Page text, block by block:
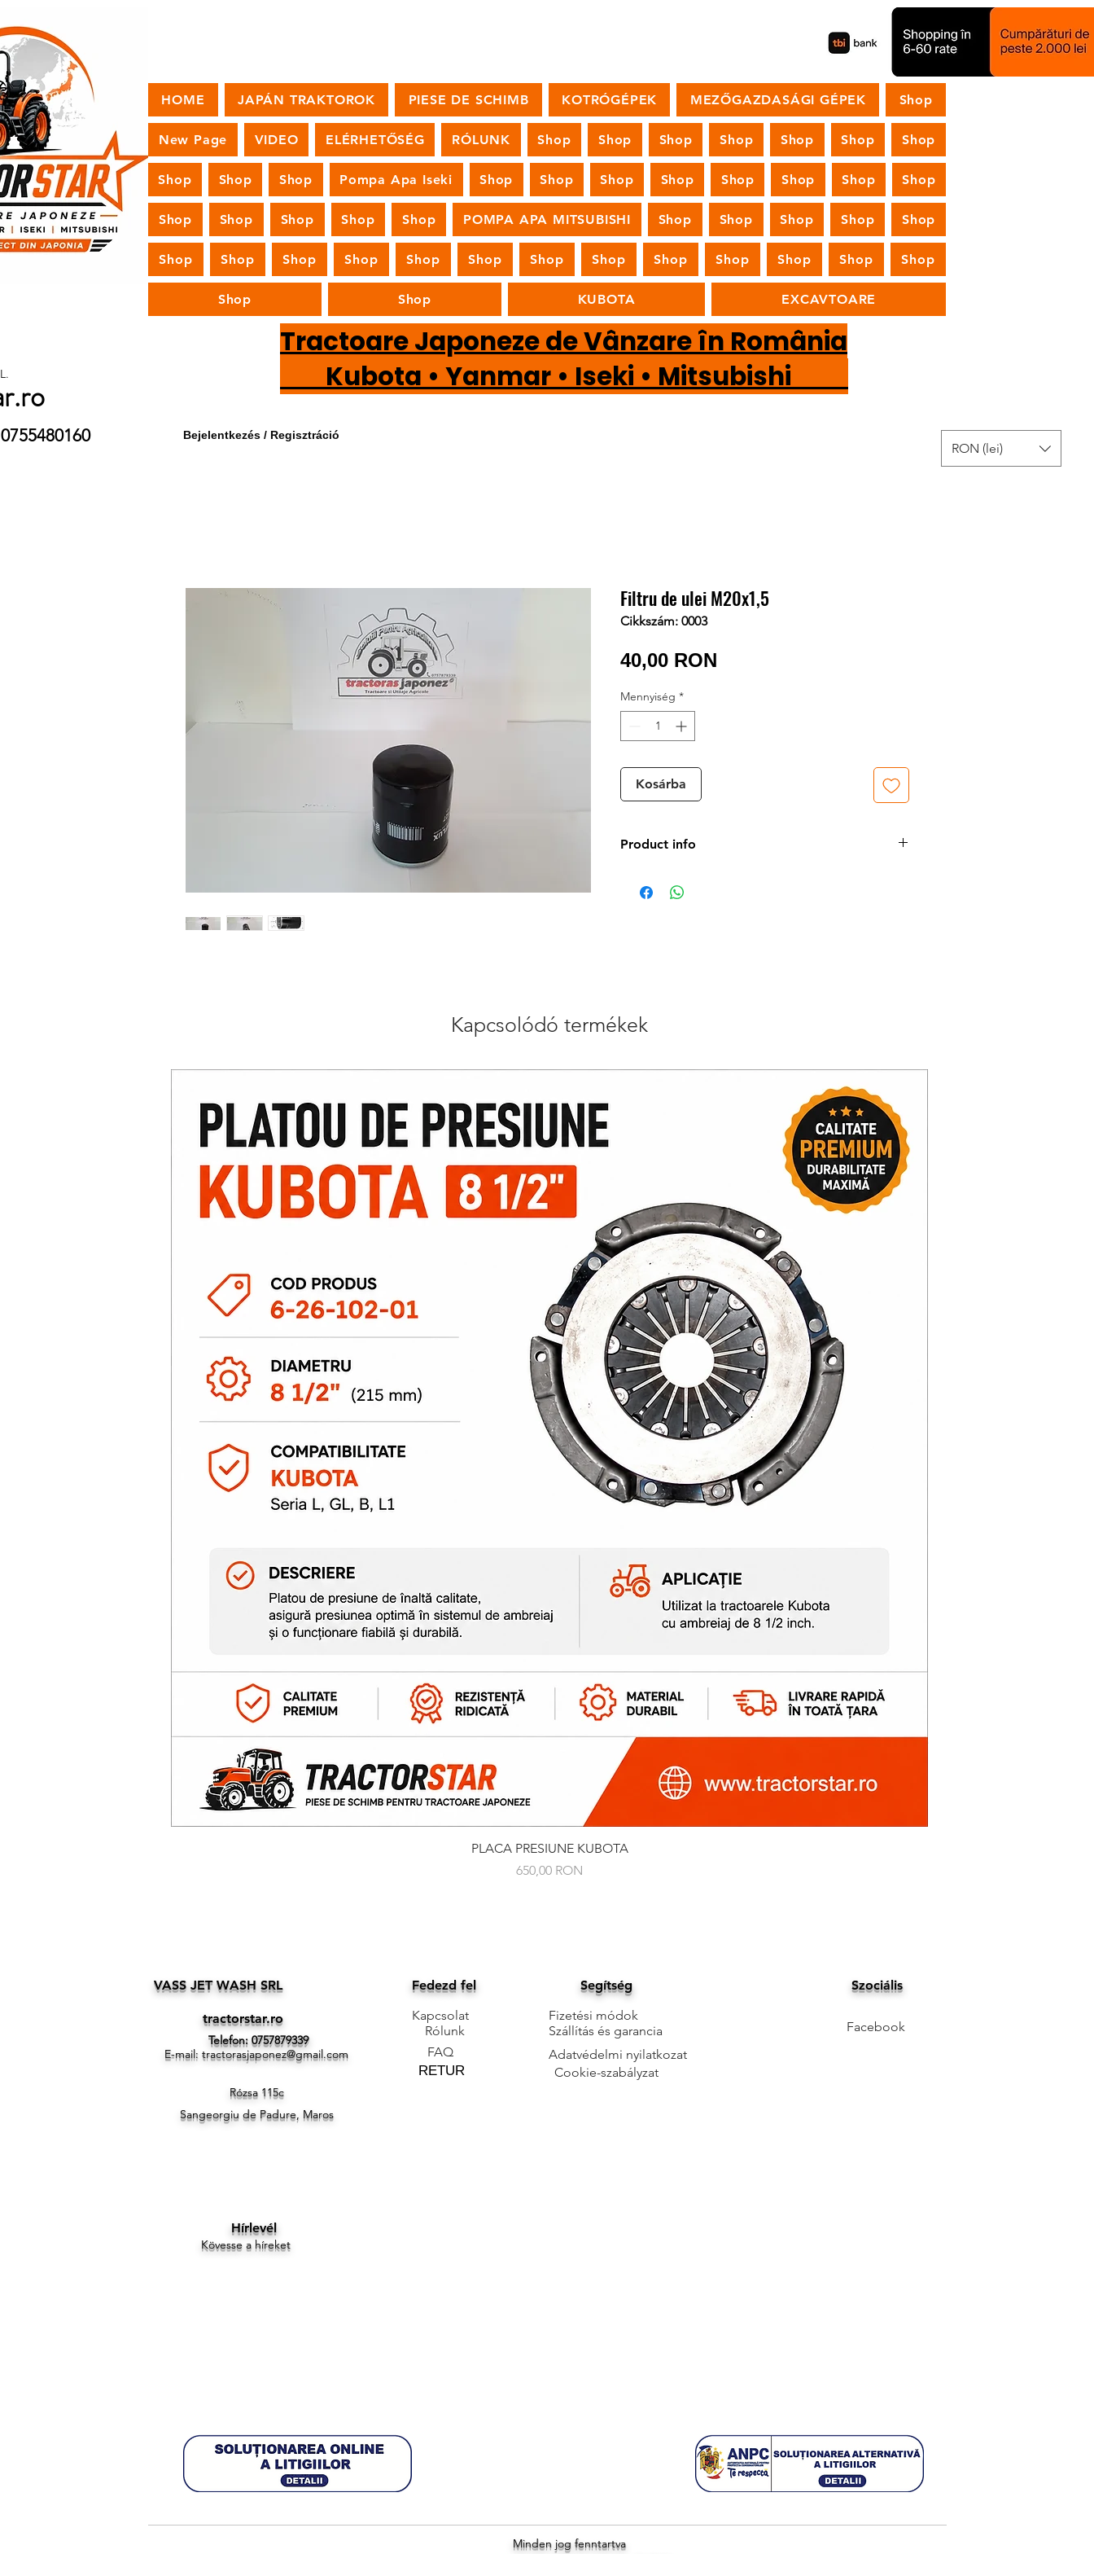
HOME JAPÁN TRAKTOROK PIESE DE SCHIMB KOTRÓGÉPEK MEZŐGAZDASÁGI GÉPEK Shop
New Page VIDEO ELÉRHETŐSÉG RÓLUNK Shop Shop Shop Shop Shop Shop Shop
Shop Shop Shop Pompa Apa Iseki Shop Shop Shop Shop Shop Shop Shop Shop
Shop Shop Shop Shop Shop POMPA APA MITSUBISHI Shop Shop Shop Shop Shop
Shop Shop Shop Shop Shop Shop Shop Shop Shop Shop Shop Shop Shop
Shop Shop KUBOTA EXCAVTOARE
Tractoare Japoneze de Vânzare în România
Kubota • Yanmar • Iseki • Mitsubishi
/ 0755480160 Bejelentkezés / Regisztráció
Filtru de ulei M20x1,5
Cikkszám: 0003
40,00 RON
Mennyiség *
Kosárba
Product info
H
deschidere a supapei
de ocolire in bar = 1
Supapa de sens unic =
Kapcsolódó termékek
Gyorsnézet
PLACA PRESIUNE KUBOTA
Ár
650,00 RON
RON (lei)
VASS JET WASH SRL
tractorstar.ro
Telefon: 0757879339
E-mail: tractorasjaponez@gmail.com
Fedezd fel
Segítség
Kapcsolat
Rólunk
Fizetési módok
Szállítás és garancia
FAQ
Adatvédelmi nyilatkozat
Cookie-szabályzat
RETUR
Szociális
Facebook
Rózsa 115c
Sangeorgiu de Padure, Maros
Hírlevél
Kövesse a híreket
Minden jog fenntartva